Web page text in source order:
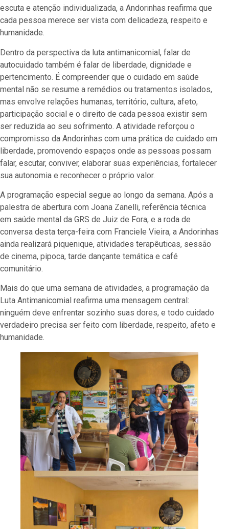
escuta e atenção individualizada, a Andorinhas reafirma que
cada pessoa merece ser vista com delicadeza, respeito e
humanidade.
Dentro da perspectiva da luta antimanicomial, falar de
autocuidado também é falar de liberdade, dignidade e
pertencimento. É compreender que o cuidado em saúde
mental não se resume a remédios ou tratamentos isolados,
mas envolve relações humanas, território, cultura, afeto,
participação social e o direito de cada pessoa existir sem
ser reduzida ao seu sofrimento. A atividade reforçou o
compromisso da Andorinhas com uma prática de cuidado em
liberdade, promovendo espaços onde as pessoas possam
falar, escutar, conviver, elaborar suas experiências, fortalecer
sua autonomia e reconhecer o próprio valor.
A programação especial segue ao longo da semana. Após a
palestra de abertura com Joana Zanelli, referência técnica
em saúde mental da GRS de Juiz de Fora, e a roda de
conversa desta terça-feira com Franciele Vieira, a Andorinhas
ainda realizará piquenique, atividades terapêuticas, sessão
de cinema, pipoca, tarde dançante temática e café
comunitário.
Mais do que uma semana de atividades, a programação da
Luta Antimanicomial reafirma uma mensagem central:
ninguém deve enfrentar sozinho suas dores, e todo cuidado
verdadeiro precisa ser feito com liberdade, respeito, afeto e
humanidade.